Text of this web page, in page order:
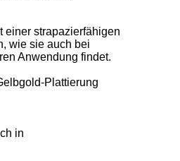
einer strapazierfähigen
wie sie auch bei
Anwendung findet.
Plattierung
in